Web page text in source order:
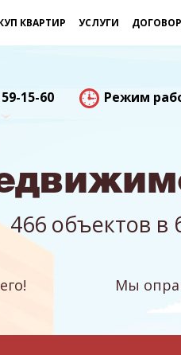
КВАРТИР УСЛУГИ
15-60 Режим
466 объектов в
Мы